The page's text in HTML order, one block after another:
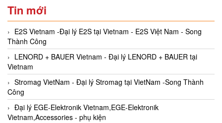
Tin mới
E2S Vietnam -Đại lý E2S tại Vietnam - E2S Việt Nam - Song
Thành Công
LENORD + BAUER Vietnam - Đại lý LENORD + BAUER tại
Vietnam
Stromag VietNam - Đại lý Stromag tại VietNam -Song Thành
Công
Đại lý EGE-Elektronik Vietnam,EGE-Elektronik
Vietnam,Accessories - phụ kiện